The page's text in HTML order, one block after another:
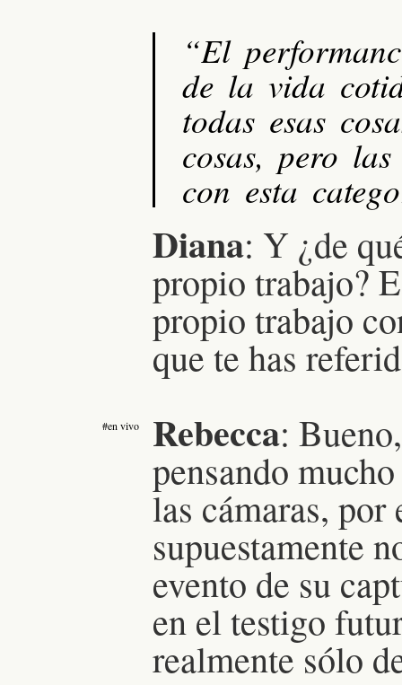
“El
de la vida
todas esas
cosas, pero
con esta
Diana: Y ¿de
propio trabajo?
propio trabajo
que te has
Rebecca:
#en vivo
pensando
las cámaras, por
supuestamente
evento de su
en el testigo
realmente sólo